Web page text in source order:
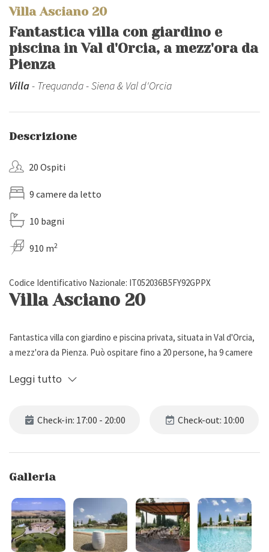
Villa Asciano 20
Fantastica villa con giardino e
piscina in Val d'Orcia, a mezz'ora da
Pienza
Villa- Trequanda - Siena & Val d'Orcia
Descrizione
20 Ospiti
9 camere da letto
10 bagni
910 m2
Codice Identificativo Nazionale: IT052036B5FY92GPPX
Villa Asciano 20
Fantastica villa con giardino e piscina privata, situata in Val d'Orcia,
a mezz'ora da Pienza. Può ospitare fino a 20 persone, ha 9 camere
d'Orcia, riconosciuta nel 2004 Patrimonio Mondiale dell’Umanità
Risalente al 1600, l'edificio è stato accuratamente restaurato e
trasformato in un'azienda agricola completamente biologica ed
ecosostenibile alimentata da un impianto fotovoltaico da 20 kw.
La proprietà è circondata da un grande giardino recintato con
prato, alberi e parcheggio privato.
Leggi tutto
Check-in: 17:00 - 20:00 Check-out: 10:00
Galleria